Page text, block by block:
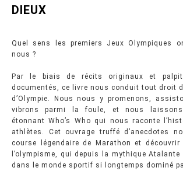
DIEUX
Quel sens les premiers Jeux Olympiques
nous ?
Par le biais de récits originaux et
documentés, ce livre nous conduit tout droit
d’Olympie. Nous nous y promenons,
vibrons parmi la foule, et nous
étonnant Who’s Who qui nous raconte
athlètes. Cet ouvrage truffé d’anecdotes
course légendaire de Marathon et
l’olympisme, qui depuis la mythique
dans le monde sportif si longtemps dominé